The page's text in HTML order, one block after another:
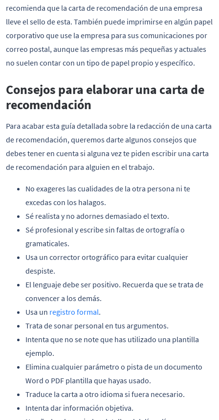
recomienda que la carta de recomendación de una empresa
lleve el sello de esta. También puede imprimirse en algún papel
corporativo que use la empresa para sus comunicaciones por
correo postal, aunque las empresas más pequeñas y actuales
no suelen contar con un tipo de papel propio y específico.
Consejos para elaborar una carta de
recomendación
Para acabar esta guía detallada sobre la redacción de una carta
de recomendación, queremos darte algunos consejos que
debes tener en cuenta si alguna vez te piden escribir una carta
de recomendación para alguien en el trabajo.
No exageres las cualidades de la otra persona ni te
excedas con los halagos.
Sé realista y no adornes demasiado el texto.
Sé profesional y escribe sin faltas de ortografía o
gramaticales.
Usa un corrector ortográfico para evitar cualquier
despiste.
El lenguaje debe ser positivo. Recuerda que se trata de
convencer a los demás.
Usa un registro formal.
Trata de sonar personal en tus argumentos.
Intenta que no se note que has utilizado una plantilla
ejemplo.
Elimina cualquier parámetro o pista de un documento
Word o PDF plantilla que hayas usado.
Traduce la carta a otro idioma si fuera necesario.
Intenta dar información objetiva.